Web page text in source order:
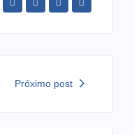
Próximo post